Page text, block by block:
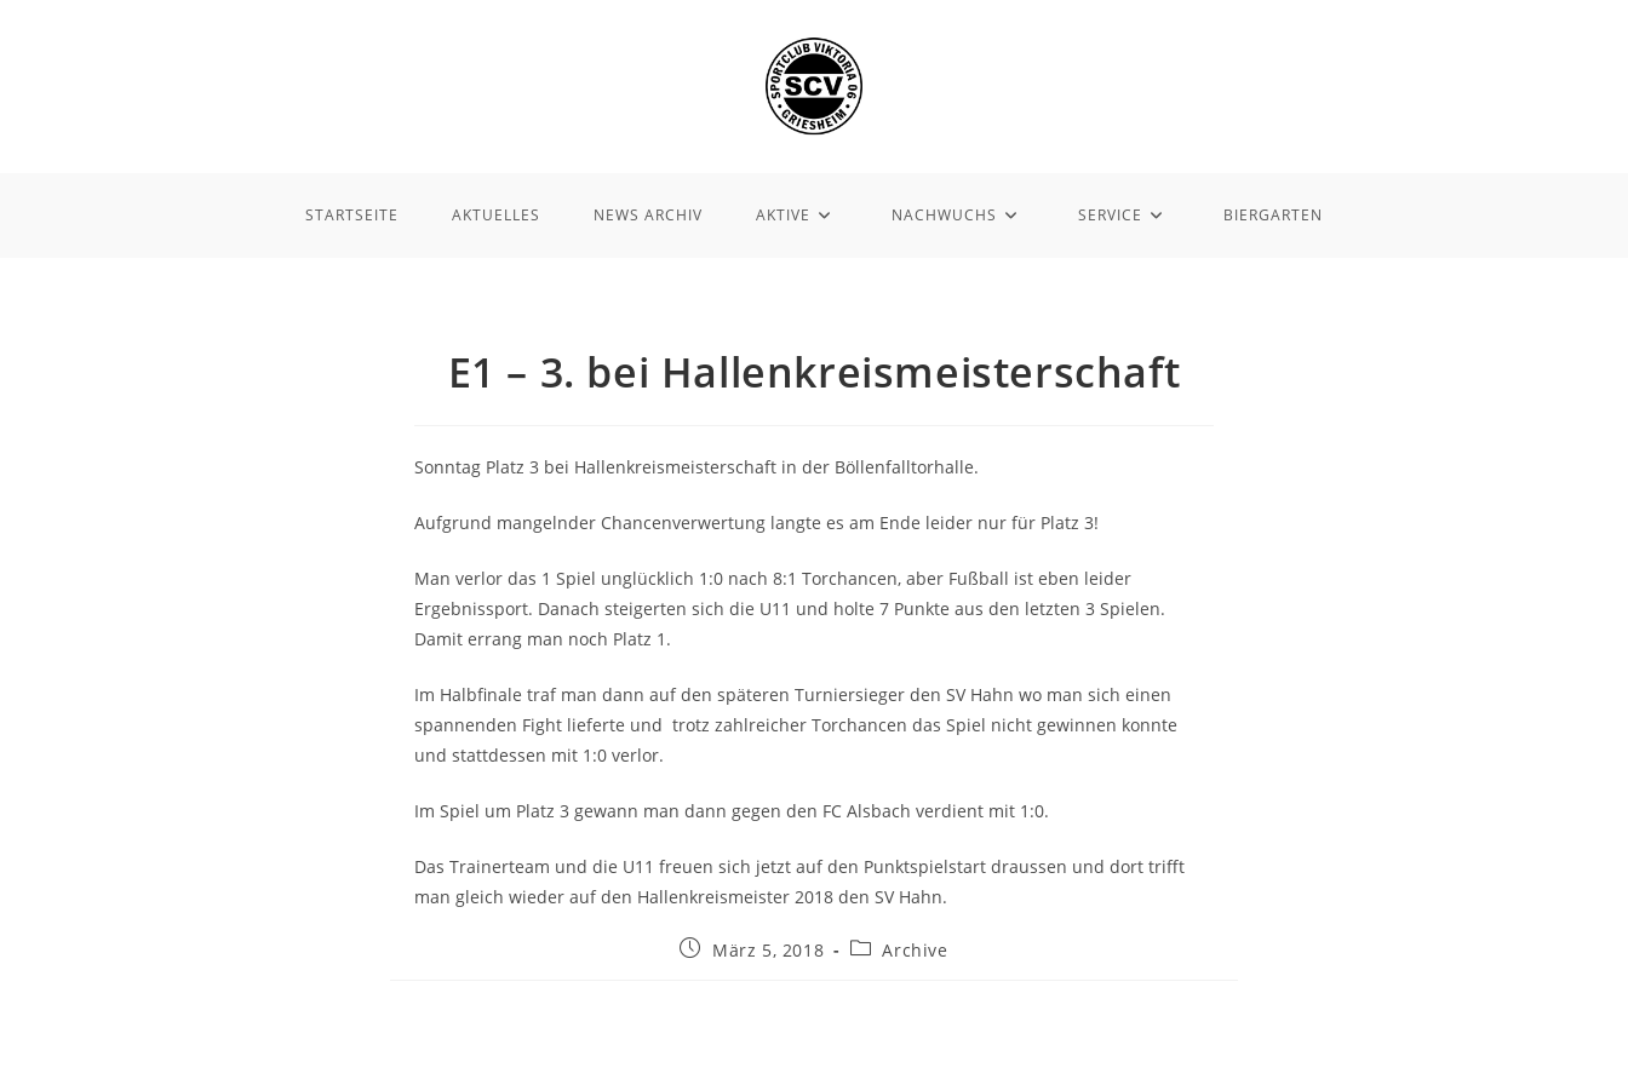
STARTSEITE AKTUELLES NEWS ARCHIV AKTIVE NACHWUCHS SERVICE BIERGARTEN
E1 – 3. bei Hallenkreismeisterschaft
Sonntag Platz 3 bei Hallenkreismeisterschaft in der Böllenfalltorhalle.
Aufgrund mangelnder Chancenverwertung langte es am Ende leider nur für Platz 3!
Man verlor das 1 Spiel unglücklich 1:0 nach 8:1 Torchancen, aber Fußball ist eben leider
Ergebnissport. Danach steigerten sich die U11 und holte 7 Punkte aus den letzten 3 Spielen.
Damit errang man noch Platz 1.
Im Halbfinale traf man dann auf den späteren Turniersieger den SV Hahn wo man sich einen
spannenden Fight lieferte und trotz zahlreicher Torchancen das Spiel nicht gewinnen konnte
und stattdessen mit 1:0 verlor.
Im Spiel um Platz 3 gewann man dann gegen den FC Alsbach verdient mit 1:0.
Das Trainerteam und die U11 freuen sich jetzt auf den Punktspielstart draussen und dort trifft
man gleich wieder auf den Hallenkreismeister 2018 den SV Hahn.
BeitragMärz 5, 2018
Beitrags-
Archive